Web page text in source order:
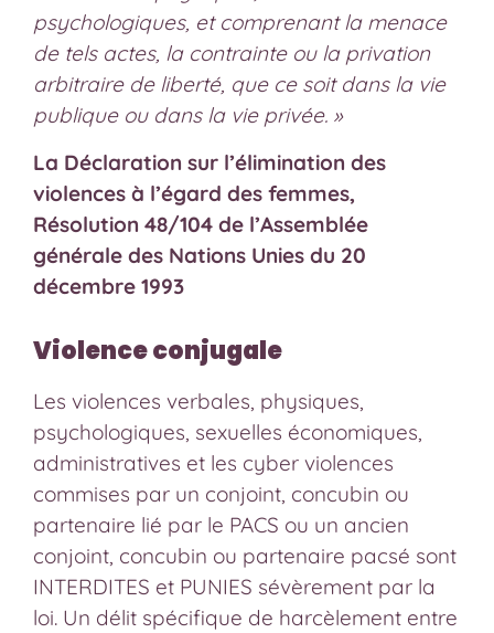
psychologiques, et comprenant la menace
de tels actes, la contrainte ou la privation
arbitraire de liberté, que ce soit dans la vie
publique ou dans la vie privée. »
La Déclaration sur l’élimination des
violences à l’égard des femmes,
Résolution 48/104 de l’Assemblée
générale des Nations Unies du 20
décembre 1993
Violence conjugale
Les violences verbales, physiques,
psychologiques, sexuelles économiques,
administratives et les cyber violences
commises par un conjoint, concubin ou
partenaire lié par le PACS ou un ancien
conjoint, concubin ou partenaire pacsé sont
INTERDITES et PUNIES sévèrement par la
loi. Un délit spécifique de harcèlement entre